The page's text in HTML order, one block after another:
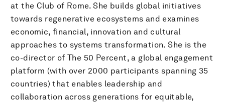
at the Club of Rome. She builds global initiatives
towards regenerative ecosystems and examines
economic, financial, innovation and cultural
approaches to systems transformation. She is the
co-director of The 50 Percent, a global engagement
platform (with over 2000 participants spanning 35
countries) that enables leadership and
collaboration across generations for equitable,